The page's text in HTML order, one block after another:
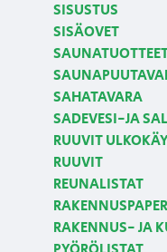
SISUSTUS
SISÄOVET
SAHATAVARA
SADEVESI-JA
RUUVIT
RUUVIT
REUNALISTAT
RAKENNUS- JA